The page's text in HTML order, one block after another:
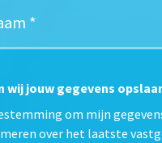
wij jouw gegevens
om mijn
over het laatste